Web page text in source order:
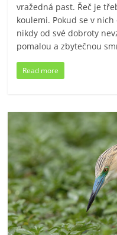
vražedná past. Řeč je
koulemi. Pokud se v
nikdy od své dobroty
pomalou a zbytečnou
Read more